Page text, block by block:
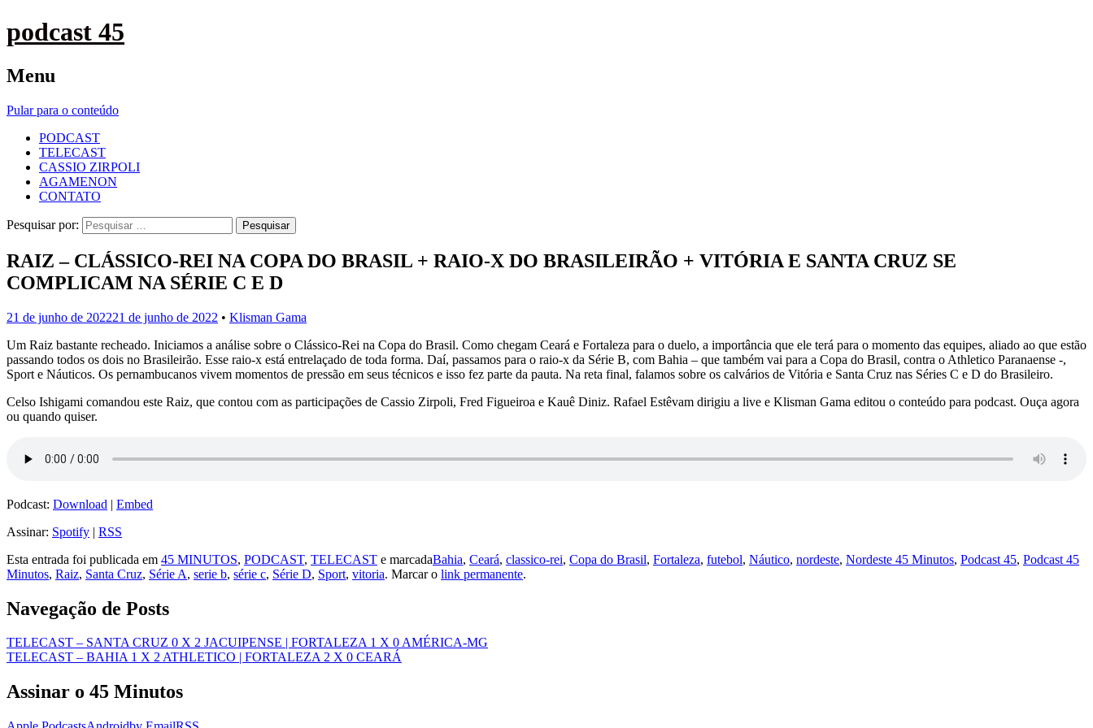
podcast 45
Menu
Pular para o conteúdo
PODCAST
TELECAST
CASSIO ZIRPOLI
AGAMENON
CONTATO
Pesquisar por:
RAIZ – CLÁSSICO-REI NA COPA DO BRASIL + RAIO-X DO BRASILEIRÃO + VITÓRIA E SANTA CRUZ SE
COMPLICAM NA SÉRIE C E D
21 de junho de 202221 de junho de 2022 • Klisman Gama
Um Raiz bastante recheado. Iniciamos a análise sobre o Clássico-Rei na Copa do Brasil. Como chegam Ceará e Fortaleza para o duelo, a importância que ele terá para o momento das equipes, aliado ao que estão
passando todos os dois no Brasileirão. Esse raio-x está entrelaçado de toda forma. Daí, passamos para o raio-x da Série B, com Bahia – que também vai para a Copa do Brasil, contra o Athletico Paranaense -,
Sport e Náuticos. Os pernambucanos vivem momentos de pressão em seus técnicos e isso fez parte da pauta. Na reta final, falamos sobre os calvários de Vitória e Santa Cruz nas Séries C e D do Brasileiro.
Celso Ishigami comandou este Raiz, que contou com as participações de Cassio Zirpoli, Fred Figueiroa e Kauê Diniz. Rafael Estêvam dirigiu a live e Klisman Gama editou o conteúdo para podcast. Ouça agora
ou quando quiser.
Podcast: Download | Embed
Assinar: Spotify | RSS
Esta entrada foi publicada em 45 MINUTOS, PODCAST, TELECAST e marcadaBahia, Ceará, classico-rei, Copa do Brasil, Fortaleza, futebol, Náutico, nordeste, Nordeste 45 Minutos, Podcast 45, Podcast 45
Minutos, Raiz, Santa Cruz, Série A, serie b, série c, Série D, Sport, vitoria. Marcar o link permanente.
Navegação de Posts
TELECAST – SANTA CRUZ 0 X 2 JACUIPENSE | FORTALEZA 1 X 0 AMÉRICA-MG
TELECAST – BAHIA 1 X 2 ATHLETICO | FORTALEZA 2 X 0 CEARÁ
Assinar o 45 Minutos